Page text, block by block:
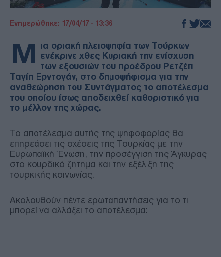
Ενημερώθηκε: 17/04/17 - 13:36
Μ
ια οριακή πλειοψηφία των Τούρκων
ενέκρινε χθες Κυριακή την ενίσχυση
των εξουσιών του προέδρου Ρετζέπ
Ταγίπ Ερντογάν, στο δημοψήφισμα για την
αναθεώρηση του Συντάγματος το αποτέλεσμα
του οποίου ίσως αποδειχθεί καθοριστικό για
το μέλλον της χώρας.
Το αποτέλεσμα αυτής της ψηφοφορίας θα
επηρεάσει τις σχέσεις της Τουρκίας με την
Ευρωπαϊκή Ένωση, την προσέγγιση της Άγκυρας
στο κουρδικό ζήτημα και την εξέλιξη της
τουρκικής κοινωνίας.
Ακολουθούν πέντε ερωταπαντήσεις για το τι
μπορεί να αλλάξει το αποτέλεσμα: